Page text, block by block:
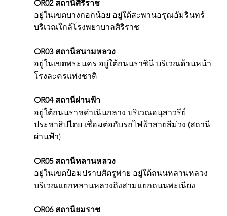
OR02 สถานีศิริราช
อยู่ในเขตบางกอกน้อย อยู่ใต้สะพานอรุณอัมรินทร์
บริเวณใกล้โรงพยาบาลศิริราช
OR03 สถานีสนามหลวง
อยู่ในเขตพระนคร อยู่ใต้ถนนราชินี บริเวณด้านหน้า
โรงละครแห่งชาติ
OR04 สถานีผ่านฟ้า
อยู่ใต้ถนนราชดำเนินกลาง บริเวณอนุสาวรีย์
ประชาธิปไตย เชื่อมต่อกับรถไฟฟ้าสายสีม่วง (สถานี
ผ่านฟ้า)
OR05 สถานีหลานหลวง
อยู่ในเขตป้อมปราบศัตรูพ่าย อยู่ใต้ถนนหลานหลวง
บริเวณแยกหลานหลวงถึงสามแยกถนนพะเนียง
OR06 สถานียมราช